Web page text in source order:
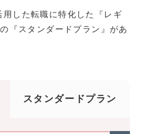
した転職に特化した『レギ
『スタンダードプラン』があ
スタンダードプラン